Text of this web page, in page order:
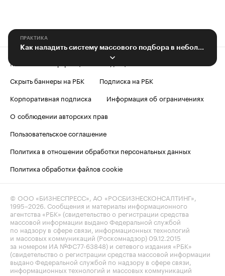
ПРАКТИКА
Как наладить систему массового подбора в небольшой компании
Контактная информация
Скрыть баннеры на РБК
Подписка на РБК
Корпоративная подписка
Информация об ограничениях
О соблюдении авторских прав
Пользовательское соглашение
Политика в отношении обработки персональных данных
Политика обработки файлов cookie
© ООО «БИЗНЕСПРЕСС», АО «РОСБИЗНЕСКОНСАЛТИНГ»,
1995–2026. Сообщения и материалы информационного
агентства «РБК» (свидетельство о регистрации средства
массовой информации выдано Федеральной службой
по надзору в сфере связи, информационных технологий
и массовых коммуникаций (Роскомнадзор) 09.12.2015
за номером ИА №ФС77-63848) и сетевого издания «РБК»
(свидетельство о регистрации средства массовой информации
выдано Федеральной службой по надзору в сфере связи,
информационных технологий и массовых коммуникаций